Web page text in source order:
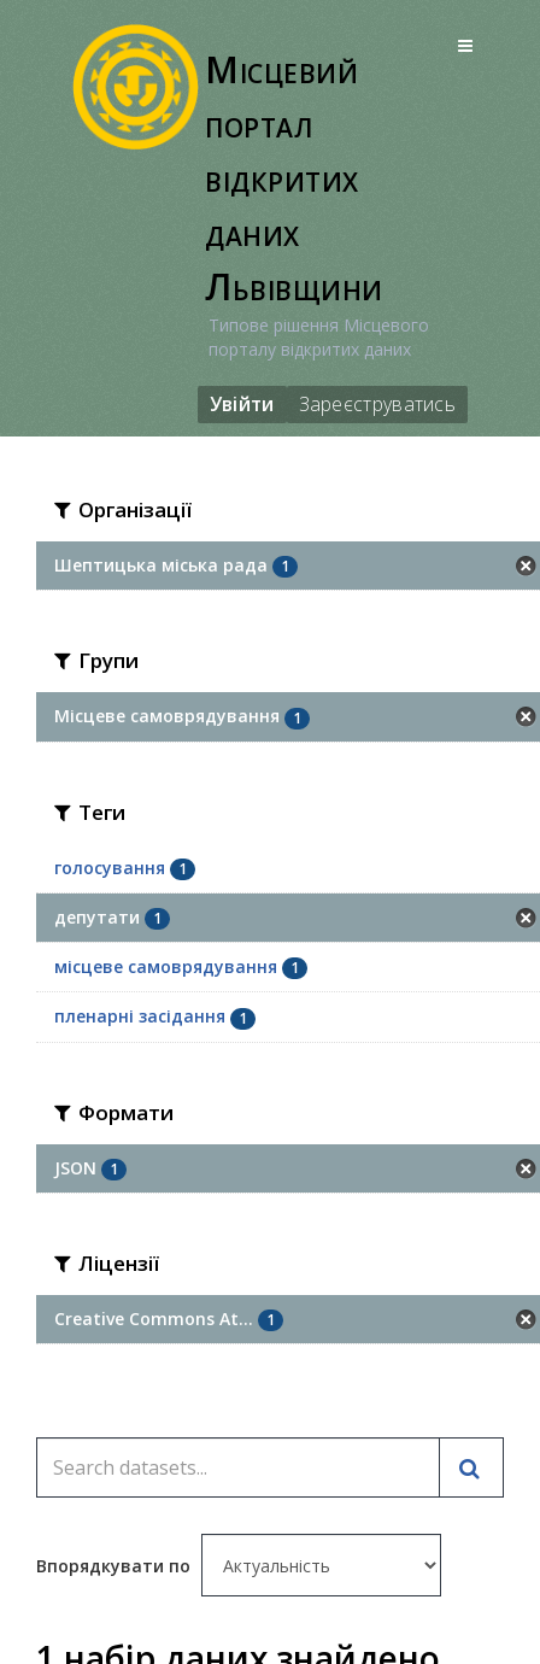
Місцевий
портал
відкритих
даних
Львівщини
Типове рішення Місцевого
порталу відкритих даних
Увійти Зареєструватись
Організації
Шептицька міська рада 1
Групи
Місцеве самоврядування 1
Теги
голосування 1
депутати 1
місцеве самоврядування 1
пленарні засідання 1
Формати
JSON 1
Ліцензії
Creative Commons At... 1
Впорядкувати по